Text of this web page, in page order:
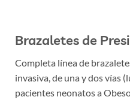
Brazaletes de
Completa línea de
invasiva, de una y dos vías
pacientes neonatos a